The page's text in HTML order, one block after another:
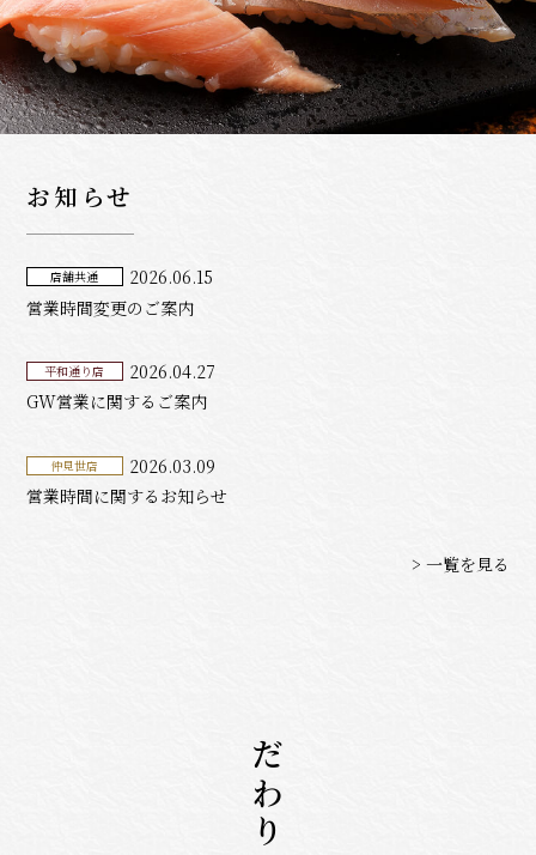
お知らせ
店舗共通
2026.06.15
営業時間変更のご案内
平和通り店
2026.04.27
GW営業に関するご案内
仲見世店
2026.03.09
営業時間に関するお知らせ
> 一覧を見る
こだわり